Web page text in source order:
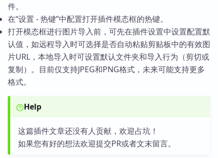
件。
在“设置 - 热键”中配置打开插件模态框的热键。
打开模态框进行图片导入前，可先在插件设置中设置配置默
认值，如远程导入时可选择是否自动粘贴剪贴板中的有效图
片URL，本地导入时可设置默认文件夹和导入行为（剪切或
复制）。目前仅支持JPEG和PNG格式，未来可能支持更多
格式。
Help
这篇插件文章还没有人贡献，欢迎占坑！
如果您有好的想法欢迎提交PR或者文末留言。